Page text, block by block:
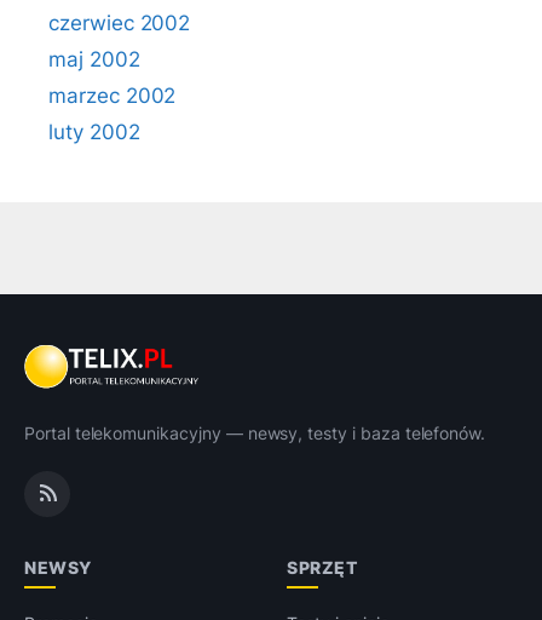
czerwiec 2002
maj 2002
marzec 2002
luty 2002
Portal telekomunikacyjny — newsy, testy i baza telefonów.
NEWSY SPRZĘT